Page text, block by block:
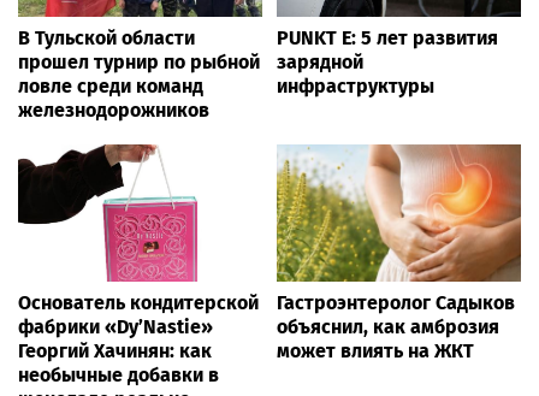
В Тульской области
прошел турнир по рыбной
ловле среди команд
железнодорожников
PUNKT E: 5 лет развития
зарядной
инфраструктуры
Основатель кондитерской
фабрики «Dy’Nastie»
Георгий Хачинян: как
необычные добавки в
Гастроэнтеролог Садыков
объяснил, как амброзия
может влиять на ЖКТ